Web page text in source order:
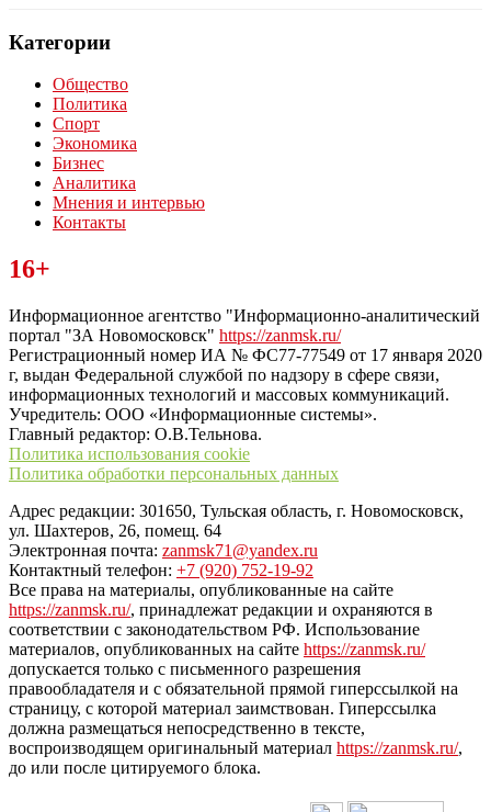
Категории
Общество
Политика
Спорт
Экономика
Бизнес
Аналитика
Мнения и интервью
Контакты
Читайте последние новости дня в Тульской области на сайте
“ЗаНовомосковск”
16+
Информационное агентство "Информационно-аналитический
портал "ЗА Новомосковск" https://zanmsk.ru/
Регистрационный номер ИА № ФС77-77549 от 17 января 2020
г, выдан Федеральной службой по надзору в сфере связи,
информационных технологий и массовых коммуникаций.
Учредитель: ООО «Информационные системы».
Главный редактор: О.В.Тельнова.
Политика использования cookie
Политика обработки персональных данных
Адрес редакции: 301650, Тульская область, г. Новомосковск,
ул. Шахтеров, 26, помещ. 64
Электронная почта: zanmsk71@yandex.ru
Контактный телефон: +7 (920) 752-19-92
Все права на материалы, опубликованные на сайте
https://zanmsk.ru/, принадлежат редакции и охраняются в
соответствии с законодательством РФ. Использование
материалов, опубликованных на сайте https://zanmsk.ru/
допускается только с письменного разрешения
правообладателя и с обязательной прямой гиперссылкой на
страницу, с которой материал заимствован. Гиперссылка
должна размещаться непосредственно в тексте,
воспроизводящем оригинальный материал https://zanmsk.ru/,
до или после цитируемого блока.